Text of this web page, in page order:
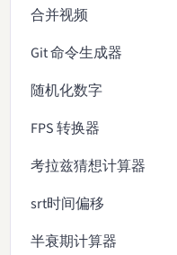
合并视频
Git 命令生成器
随机化数字
FPS 转换器
考拉兹猜想计算器
srt时间偏移
半衰期计算器